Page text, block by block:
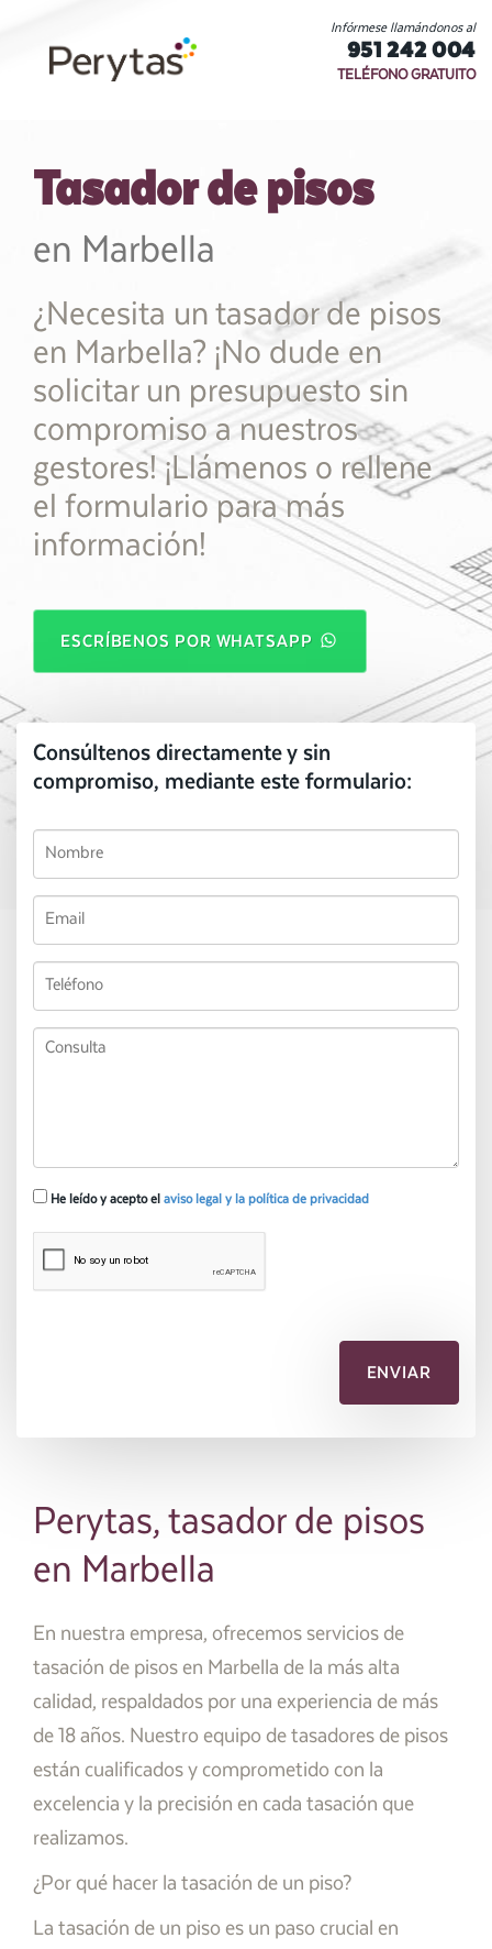
Infórmese llamándonos al
951 242 004
TELÉFONO GRATUITO
Tasador de pisos
en Marbella
¿Necesita un tasador de pisos
en Marbella? ¡No dude en
solicitar un presupuesto sin
compromiso a nuestros
gestores! ¡Llámenos o rellene
el formulario para más
información!
ESCRÍBENOS POR WHATSAPP
Consúltenos directamente y sin
compromiso, mediante este formulario:
He leído y acepto el aviso legal y la política de privacidad
Perytas, tasador de pisos
en Marbella
En nuestra empresa, ofrecemos servicios de
tasación de pisos en Marbella de la más alta
calidad, respaldados por una experiencia de más
de 18 años. Nuestro equipo de tasadores de pisos
están cualificados y comprometido con la
excelencia y la precisión en cada tasación que
realizamos.
¿Por qué hacer la tasación de un piso?
La tasación de un piso es un paso crucial en